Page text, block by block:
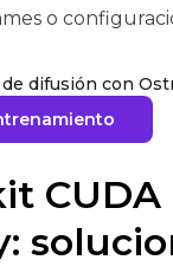
o
difusión con